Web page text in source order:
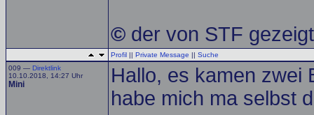
© der von STF
Profil || Private Message || Suche
009 — Direktlink
10.10.2018, 14:27 Uhr
Mini
Hallo, es kamen zwei
habe mich ma selbst